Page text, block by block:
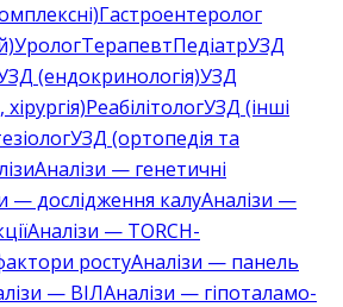
Гастроентеролог
УрологТерапевтПедіатрУЗД
(ендокринологія)УЗД
РеабілітологУЗД (інші
УЗД (ортопедія та
Аналізи — генетичні
— дослідження калуАналізи —
Аналізи — TORCH-
ростуАналізи — панель
— ВІЛАналізи — гіпоталамо-